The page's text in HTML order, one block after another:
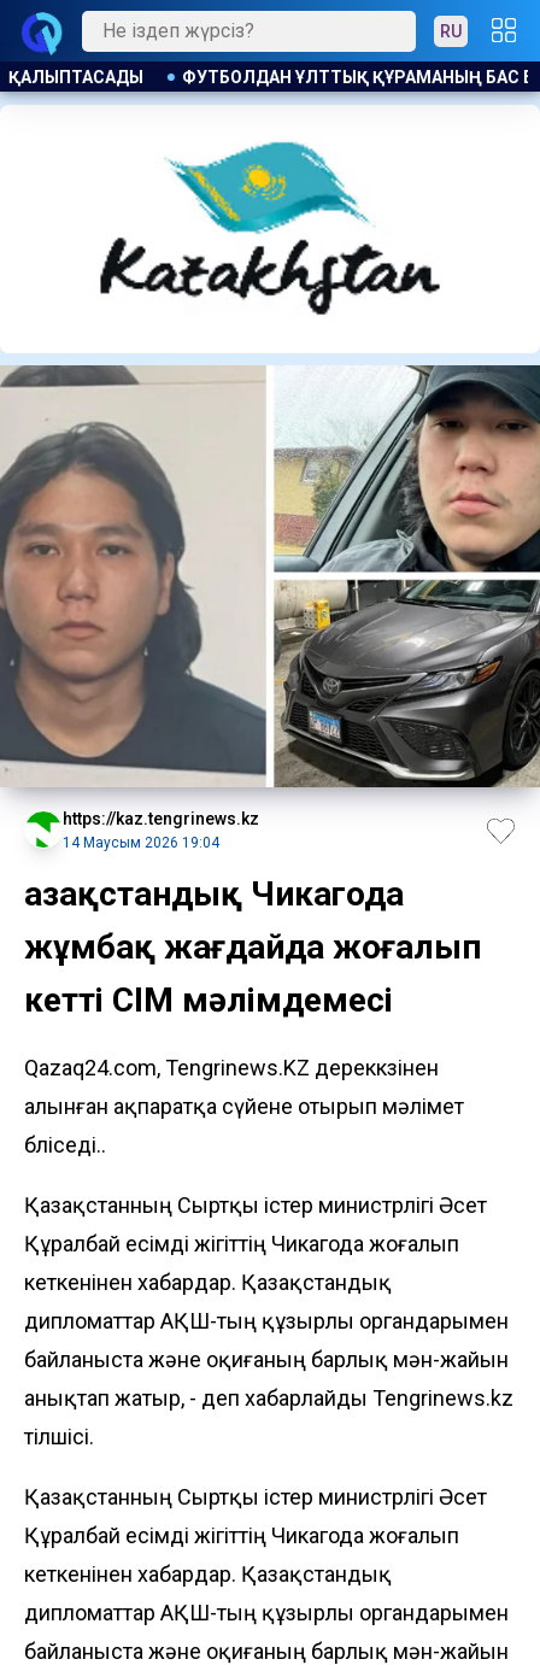
RU
БАС БАПКЕРІ ЛАУАЗЫМЫНА КАНДИДАТ БЕЛГІЛІ
https://kaz.tengrinews.kz
14 Маусым 2026 19:04
Қазақстандық Чикагода
жұмбақ жағдайда жоғалып
кетті СІМ мәлімдемесі
Qazaq24.com, Tengrinews.KZ дереккөзінен
алынған ақпаратқа сүйене отырып мәлімет
бөліседі..
Қазақстанның Сыртқы істер министрлігі Әсет
Құралбай есімді жігіттің Чикагода жоғалып
кеткенінен хабардар. Қазақстандық
дипломаттар АҚШ-тың құзырлы органдарымен
байланыста және оқиғаның барлық мән-жайын
анықтап жатыр, - деп хабарлайды Tengrinews.kz
тілшісі.
Қазақстанның Сыртқы істер министрлігі Әсет
Құралбай есімді жігіттің Чикагода жоғалып
кеткенінен хабардар. Қазақстандық
дипломаттар АҚШ-тың құзырлы органдарымен
байланыста және оқиғаның барлық мән-жайын